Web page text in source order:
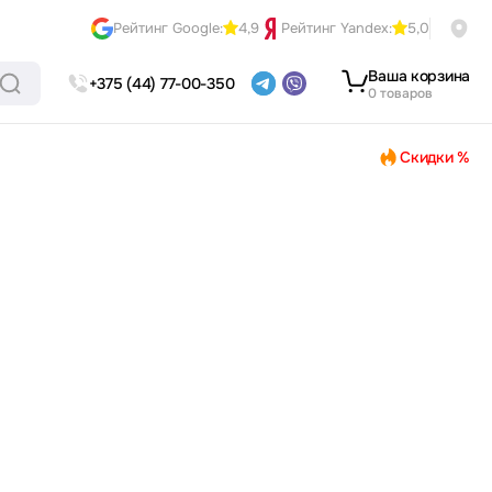
Рейтинг Google: 4,9 Рейтинг Yandex: 5,0
+375 (44) 77-00-350 Ваша корзина
0 товаров
Скидки %